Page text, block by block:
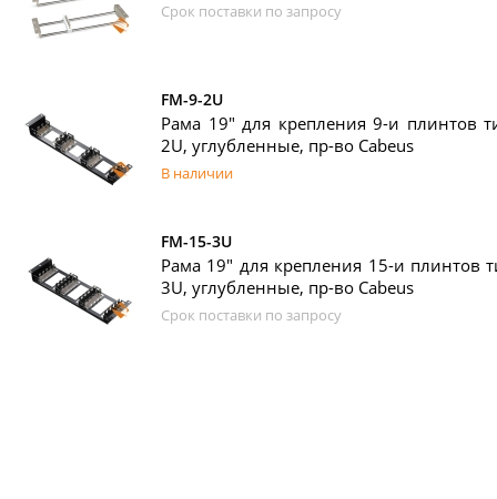
Срок поставки по запросу
FM-9-2U
Рама 19" для крепления 9-и плинтов
2U, углубленные, пр-во Cabeus
В наличии
FM-15-3U
Рама 19" для крепления 15-и плинтов
3U, углубленные, пр-во Cabeus
Срок поставки по запросу